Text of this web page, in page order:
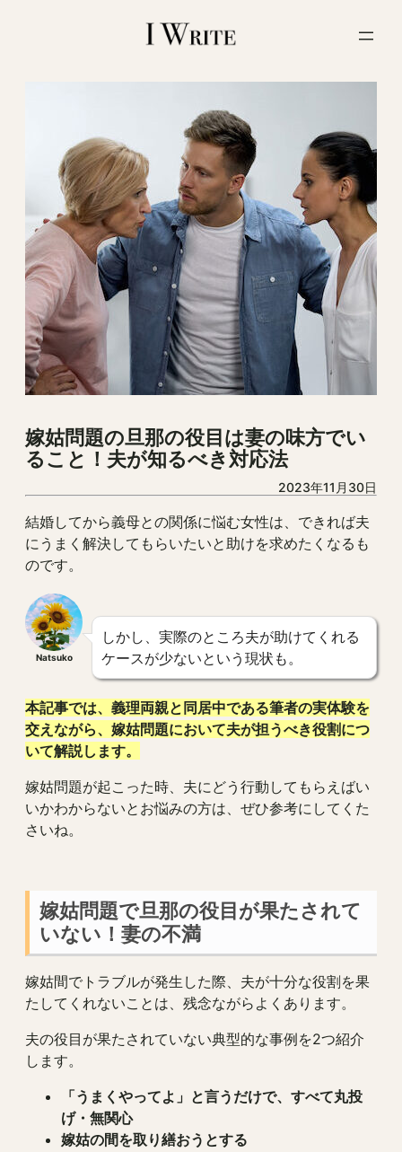
嫁姑問題の旦那の役目は妻の味方でい
ること！夫が知るべき対応法
2023年11月30日
結婚してから義母との関係に悩む女性は、できれば夫
にうまく解決してもらいたいと助けを求めたくなるも
のです。
Natsuko
しかし、実際のところ夫が助けてくれる
ケースが少ないという現状も。
本記事では、義理両親と同居中である筆者の実体験を
交えながら、嫁姑問題において夫が担うべき役割につ
いて解説します。
嫁姑問題が起こった時、夫にどう行動してもらえばい
いかわからないとお悩みの方は、ぜひ参考にしてくた
さいね。
嫁姑問題で旦那の役目が果たされて
いない！妻の不満
嫁姑間でトラブルが発生した際、夫が十分な役割を果
たしてくれないことは、残念ながらよくあります。
夫の役目が果たされていない典型的な事例を2つ紹介
します。
「うまくやってよ」と言うだけで、すべて丸投
げ・無関心
嫁姑の間を取り繕おうとする